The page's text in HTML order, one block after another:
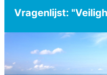
Vragenlijst: